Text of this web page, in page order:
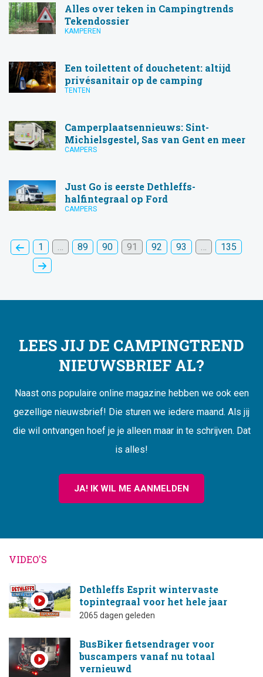
Alles over teken in Campingtrends
Tekendossier
KAMPEREN
Een toilettent of douchetent: altijd
privésanitair op de camping
TENTEN
Camperplaatsennieuws: Sint-
Michielsgestel, Sas van Gent en meer
CAMPERS
Just Go is eerste Dethleffs-
halfintegraal op Ford
CAMPERS
1 … 89 90 91 92 93 … 135
LEES JIJ DE CAMPINGTREND
NIEUWSBRIEF AL?
Naast ons populaire online magazine hebben we ook een
gezellige nieuwsbrief! Die sturen we iedere maand. Als jij
die wil ontvangen hoef je je alleen maar in te schrijven. Dat
is alles!
JA! IK WIL ME AANMELDEN
VIDEO'S
Dethleffs Esprit wintervaste
topintegraal voor het hele jaar
2065 dagen geleden
BusBiker fietsendrager voor
buscampers vanaf nu totaal
vernieuwd